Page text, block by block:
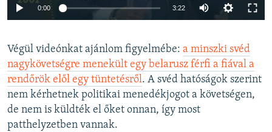
Auto 240p 360p 480p
720p 1080p
0:00 3:22
360p
480p
720p
Végül videónkat ajánlom figyelmébe: a minszki svéd
nagykövetségre menekült egy belarusz férfi a fiával a
rendőrök elől egy tüntetésről. A svéd hatóságok szerint
nem kérhetnek politikai menedékjogot a követségen,
de nem is küldték el őket onnan, így most
patthelyzetben vannak.